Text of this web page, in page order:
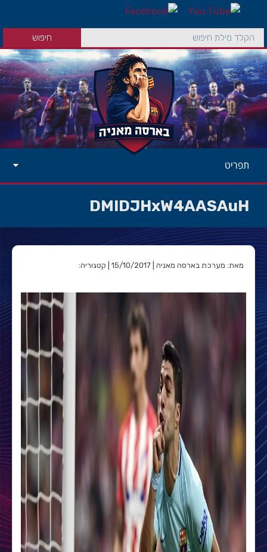
תפריט
DMIDJHxW4AASAuH
מאת: מערכת בארסה מאניה | 15/10/2017 | קטגוריה: